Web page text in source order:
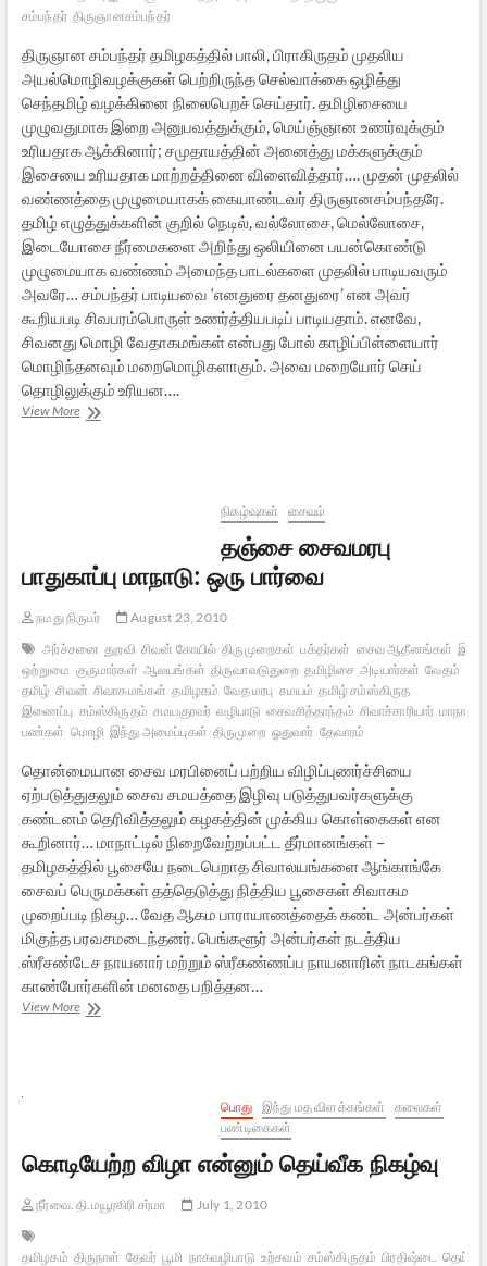
சம்பந்தர் திருஞானசம்பந்தர்
திருஞான சம்பந்தர் தமிழகத்தில் பாலி, பிராகிருதம் முதலிய
அயல்மொழிவழக்குகள் பெற்றிருந்த செல்வாக்கை ஒழித்து
செந்தமிழ் வழக்கினை நிலைபெறச் செய்தார். தமிழிசையை
முழுவதுமாக இறை அனுபவத்துக்கும், மெய்ஞ்ஞான உணர்வுக்கும்
உரியதாக ஆக்கினார்; சமுதாயத்தின் அனைத்து மக்களுக்கும்
இசையை உரியதாக மாற்றத்தினை விளைவித்தார்…. முதன் முதலில்
வண்ணத்தை முழுமையாகக் கையாண்டவர் திருஞானசம்பந்தரே.
தமிழ் எழுத்துக்களின் குறில் நெடில், வல்லோசை, மெல்லோசை,
இடையோசை நீர்மைகளை அறிந்து ஒலியினை பயன்கொண்டு
முழுமையாக வண்ணம் அமைந்த பாடல்களை முதலில் பாடியவரும்
அவரே… சம்பந்தர் பாடியவை ‘எனதுரை தனதுரை’ என அவர்
கூறியபடி சிவபரம்பொருள் உணர்த்தியபடிப் பாடியதாம். எனவே,
சிவனது மொழி வேதாகமங்கள் என்பது போல் காழிப்பிள்ளையார்
மொழிந்தனவும் மறைமொழிகளாகும். அவை மறையோர் செய்
தொழிலுக்கும் உரியன….
View Moreதலைமகனாகி
நிகழ்வுகள் சைவம்
தஞ்சை சைவமரபு
பாதுகாப்பு மாநாடு: ஒரு பார்வை
நமது நிருபர்
August 23, 2010
அர்ச்சனை துறவி சிவன் கோயில் திருமுறைகள் பக்தர்கள் சைவ ஆதீனங்கள்
ஒற்றுமை குருமார்கள் ஆலயங்கள் திருவாவடுதுறை தமிழிசை அடியார்கள் வேதம்
தமிழ் சிவன் சிவாகமங்கள் தமிழகம் வேத மரபு சமயம் தமிழ் சம்ஸ்கிருத
இணைப்பு சம்ஸ்கிருதம் சமயகுரவர் வழிபாடு சைவசித்தாந்தம் சிவாச்சாரியார் மாநாடு
பண்கள் மொழி இந்து அமைப்புகள் திருமுறை ஓதுவார் தேவாரம்
தொன்மையான சைவ மரபினைப் பற்றிய விழிப்புணர்ச்சியை
ஏற்படுத்துதலும் சைவ சமயத்தை இழிவு படுத்துபவர்களுக்கு
கண்டனம் தெரிவித்தலும் கழகத்தின் முக்கிய கொள்கைகள் என
கூறினார்… மாநாட்டில் நிறைவேற்றப்பட்ட தீர்மானங்கள் –
தமிழகத்தில் பூசையே நடைபெறாத சிவாலயங்களை ஆங்காங்கே
சைவப் பெருமக்கள் தத்தெடுத்து நித்திய பூசைகள் சிவாகம
முறைப்படி நிகழ… வேத ஆகம பாராயாணத்தைக் கண்ட அன்பர்கள்
மிகுந்த பரவசமடைந்தனர். பெங்களூர் அன்பர்கள் நடத்திய
ஸ்ரீசண்டேச நாயனார் மற்றும் ஸ்ரீகண்ணப்ப நாயனாரின் நாடகங்கள்
காண்போர்களின் மனதை பறித்தன…
View Moreதஞ்சை
பொது இந்து மத விளக்கங்கள்
கலைகள்
பண்டிகைகள்
கொடியேற்ற விழா என்னும் தெய்வீக நிகழ்வு
நீர்வை. தி.மயூரகிரி சர்மா July 1, 2010
தமிழகம் திருநாள் தேவர் பூமி நாகவழிபாடு உற்சவம் சம்ஸ்கிருதம் பிரதிஷ்டை